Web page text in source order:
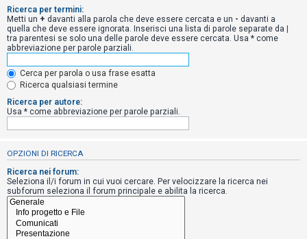
A
r
g
o
m
e
n
s
e
n
z
a
Ricerca per termini:
Metti un + davanti alla parola che deve essere cercata e un - davanti a
quella che deve essere ignorata. Inserisci una lista di parole separate da |
tra parentesi se solo una delle parole deve essere cercata. Usa * come
abbreviazione per parole parziali.
Cerca per parola o usa frase esatta
Ricerca qualsiasi termine
Ricerca per autore:
Usa * come abbreviazione per parole parziali.
OPZIONI DI RICERCA
Ricerca nei forum:
Seleziona il/i forum in cui vuoi cercare. Per velocizzare la ricerca nei
subforum seleziona il forum principale e abilita la ricerca.